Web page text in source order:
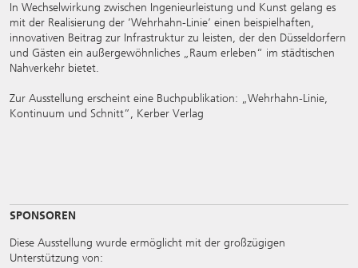
In Wechselwirkung zwischen Ingenieurleistung und Kunst gelang es
mit der Realisierung der ’Wehrhahn-Linie’ einen beispielhaften,
innovativen Beitrag zur Infrastruktur zu leisten, der den Düsseldorfern
und Gästen ein außergewöhnliches „Raum erleben“ im städtischen
Nahverkehr bietet.
Zur Ausstellung erscheint eine Buchpublikation: „Wehrhahn-Linie,
Kontinuum und Schnitt”, Kerber Verlag
SPONSOREN
Diese Ausstellung wurde ermöglicht mit der großzügigen
Unterstützung von: